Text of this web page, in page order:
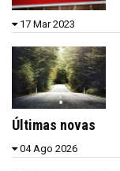
17 Mar 2023
Últimas novas
04 Ago 2026